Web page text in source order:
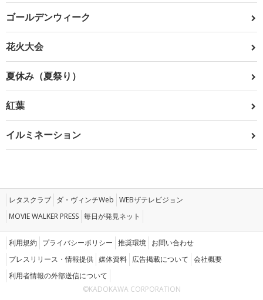
ゴールデンウィーク
花火大会
夏休み（夏祭り）
紅葉
イルミネーション
レタスクラブ ダ・ヴィンチWeb WEBザテレビジョン
MOVIE WALKER PRESS 毎日が発見ネット
利用規約 プライバシーポリシー 推奨環境 お問い合わせ
プレスリリース・情報提供 媒体資料 広告掲載について 会社概要
利用者情報の外部送信について
©KADOKAWA CORPORATION